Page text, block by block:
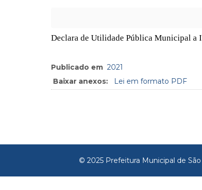
Declara de Utilidade Pública Municipal a
Publicado em 2021
Baixar anexos:
Lei em formato PDF
© 2025 Prefeitura Municipal de